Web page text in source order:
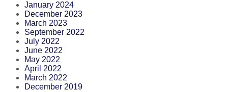
January 2024
December 2023
March 2023
September 2022
July 2022
June 2022
May 2022
April 2022
March 2022
December 2019